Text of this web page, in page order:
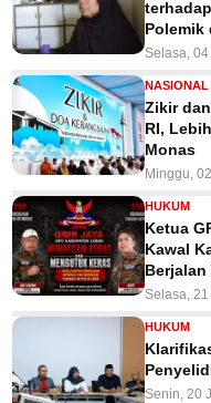
Polemik
Selasa,
NASIONAL
Zikir
RI,
Monas
Minggu,
HUKUM
Ketua
Kawal
Berjalan
Selasa,
HUKUM
Senin, 20